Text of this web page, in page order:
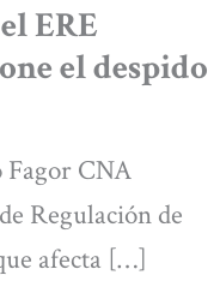
ERE
el despido
Fagor CNA
Regulación de
afecta […]